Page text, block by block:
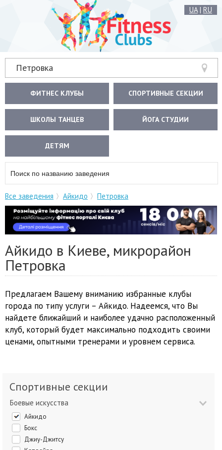
UA| RU
Петровка
ФИТНЕС КЛУБЫ СПОРТИВНЫЕ СЕКЦИИ
ШКОЛЫ ТАНЦЕВ ЙОГА СТУДИИ
ДЕТЯМ
Все заведения Айкидо Петровка
Айкидо в Киеве, микрорайон
Петровка
Предлагаем Вашему вниманию избранные клубы
города по типу услуги – Айкидо. Надеемся, что Вы
найдете ближайший и наиболее удачно расположенный
клуб, который будет максимально подходить своими
ценами, опытными тренерами и уровнем сервиса.
Спортивные секции
Боевые искусства
Айкидо
Бокс
Джиу-Джитсу